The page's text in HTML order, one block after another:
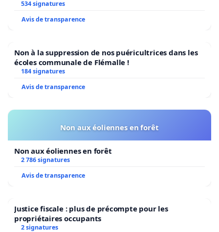
534 signatures
Avis de transparence
Non à la suppression de nos puéricultrices dans les
écoles communale de Flémalle !
184 signatures
Avis de transparence
Non aux éoliennes en forêt
Non aux éoliennes en forêt
2 786 signatures
Avis de transparence
Justice fiscale : plus de précompte pour les
propriétaires occupants
2 signatures